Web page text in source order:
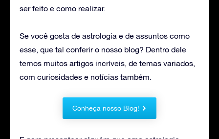
ser feito e como realizar.
Se você gosta de astrologia e de assuntos como
esse, que tal conferir o nosso blog? Dentro dele
temos muitos artigos incríveis, de temas variados,
com curiosidades e notícias também.
Conheça nosso Blog!